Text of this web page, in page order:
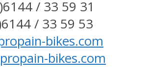
/ 33 59 31
/ 33 59 53
bikes.com
bikes.com